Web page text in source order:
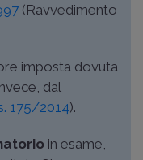
(Ravvedimento
imposta dovuta
dal
175/2014).
in esame,